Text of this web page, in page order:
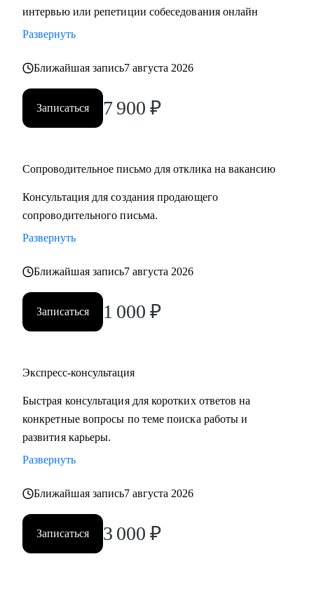
интервью или репетиции собеседования онлайн
Развернуть
Ближайшая запись7 августа 2026
Записаться 7 900 ₽
Сопроводительное письмо для отклика на вакансию
Консультация для создания продающего
сопроводительного письма.
Развернуть
Ближайшая запись7 августа 2026
Записаться 1 000 ₽
Экспресс-консультация
Быстрая консультация для коротких ответов на
конкретные вопросы по теме поиска работы и
развития карьеры.
Развернуть
Ближайшая запись7 августа 2026
Записаться 3 000 ₽